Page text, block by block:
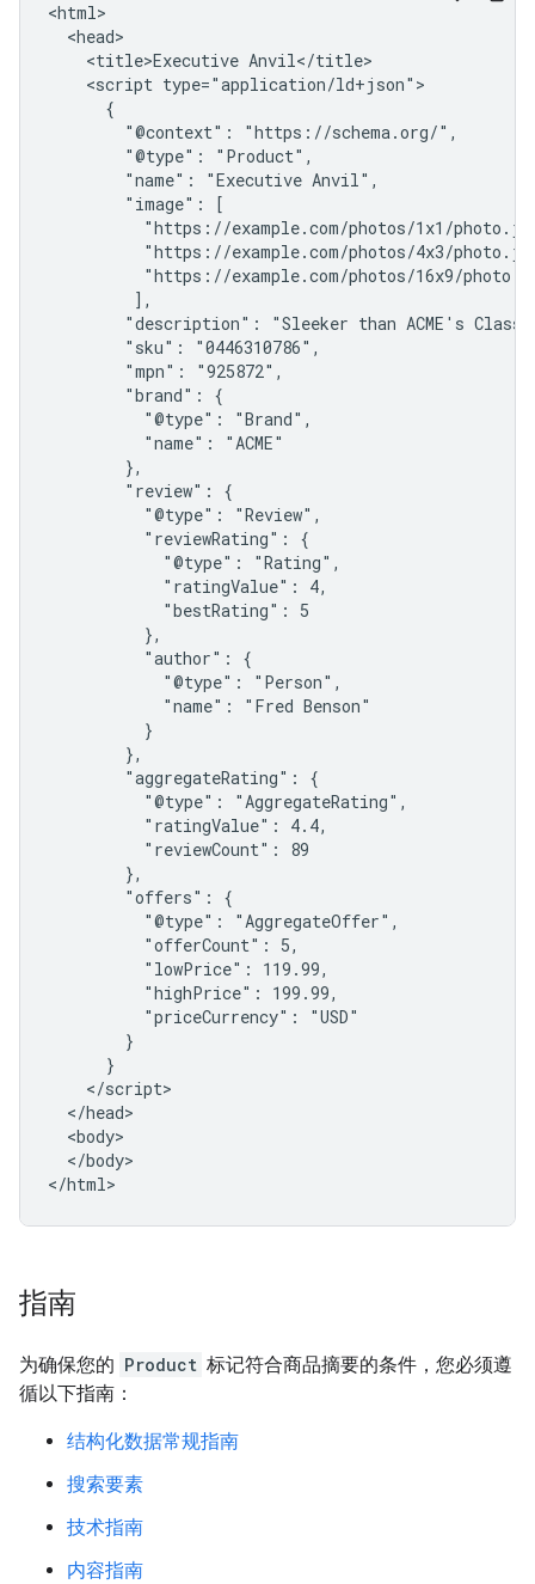
<html>
  <head>
    <title>Executive Anvil</title>
    <script type="application/ld+json">
      {
        "@context": "https://schema.org/",
        "@type": "Product",
        "name": "Executive Anvil",
        "image": [
"https://example.com/photos/1x1/
"https://example.com/photos/4x3/
"https://example.com/photos/16x9/
         ],
"description": "Sleeker than ACME's
        "sku": "0446310786",
        "mpn": "925872",
        "brand": {
          "@type": "Brand",
          "name": "ACME"
        },
        "review": {
          "@type": "Review",
          "reviewRating": {
            "@type": "Rating",
            "ratingValue": 4,
            "bestRating": 5
          },
          "author": {
            "@type": "Person",
            "name": "Fred Benson"
          }
        },
        "aggregateRating": {
          "@type": "AggregateRating",
          "ratingValue": 4.4,
          "reviewCount": 89
        },
        "offers": {
          "@type": "AggregateOffer",
          "offerCount": 5,
          "lowPrice": 119.99,
          "highPrice": 199.99,
          "priceCurrency": "USD"
        }
      }
    </script>
  </head>
  <body>
  </body>
</html>
指南
为确保您的 Product 标记符合商品摘要的条件，您必须遵
循以下指南：
结构化数据常规指南
搜索要素
技术指南
内容指南